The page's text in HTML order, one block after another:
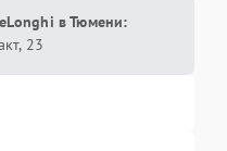
в Тюмени:
23